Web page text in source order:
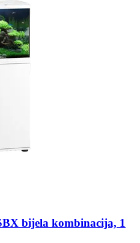
bijela kombinacija, 1